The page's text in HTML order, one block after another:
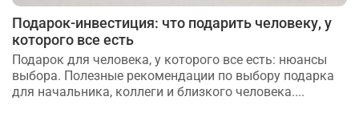
Подарок-инвестиция: что подарить человеку, у
которого все есть
Подарок для человека, у которого все есть: нюансы
выбора. Полезные рекомендации по выбору подарка
для начальника, коллеги и близкого человека....